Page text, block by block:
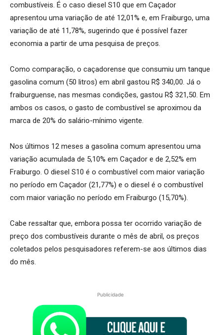
combustíveis. É o caso diesel S10 que em Caçador
apresentou uma variação de até 12,01% e, em Fraiburgo, uma
variação de até 11,78%, sugerindo que é possível fazer
economia a partir de uma pesquisa de preços.
Como comparação, o caçadorense que consumiu um tanque
gasolina comum (50 litros) em abril gastou R$ 340,00. Já o
fraiburguense, nas mesmas condições, gastou R$ 321,50. Em
ambos os casos, o gasto de combustível se aproximou da
marca de 20% do salário-mínimo vigente.
Nos últimos 12 meses a gasolina comum apresentou uma
variação acumulada de 5,10% em Caçador e de 2,52% em
Fraiburgo. O diesel S10 é o combustível com maior variação
no período em Caçador (21,77%) e o diesel é o combustível
com maior variação no período em Fraiburgo (15,70%).
Cabe ressaltar que, embora possa ter ocorrido variação de
preço dos combustíveis durante o mês de abril, os preços
coletados pelos pesquisadores referem-se aos últimos dias
do mês.
Publicidade